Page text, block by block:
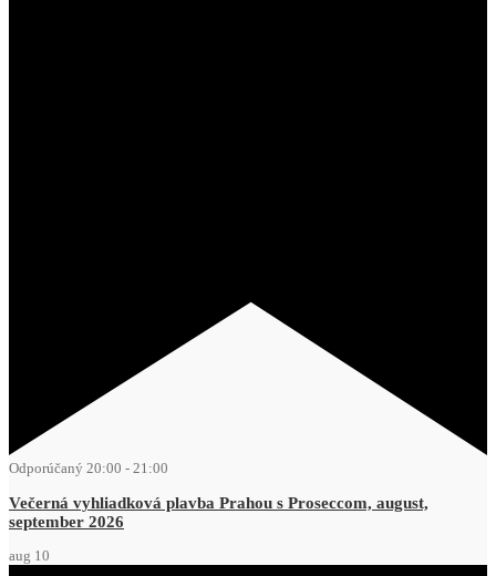
Odporúčaný 20:00 - 21:00
Večerná vyhliadková plavba Prahou s Proseccom, august,
september 2026
aug 10